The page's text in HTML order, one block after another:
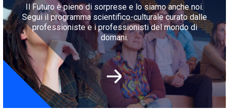
Il Futuro è pieno di sorprese e lo siamo anche noi.
Segui il programma scientifico-culturale curato dalle
professioniste e i professionisti del mondo di
domani.